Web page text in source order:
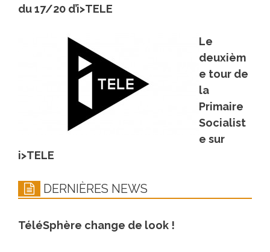
du 17/20 d’i>TELE
Le
deuxièm
e tour de
la
Primaire
Socialist
e sur
i>TELE
DERNIÈRES NEWS
TéléSphère change de look !